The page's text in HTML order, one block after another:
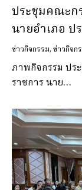
ประชุมคณะก
นายอำเภอ ป
ข่าวกิจกรรม,ข่าวกิจก
ภาพกิจกรรม ปร
ราชการ นาย…